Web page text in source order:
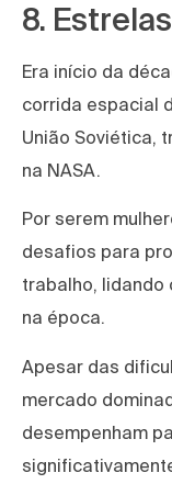
8.
Era início da
corrida espacial
União Soviética,
na NASA.
Por serem
desafios para
trabalho, lidando
na época.
Apesar das
mercado
desempenham